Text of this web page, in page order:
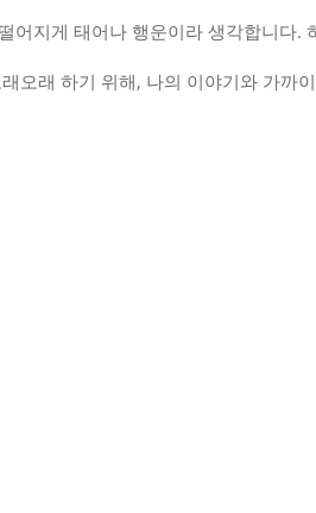
지게 태어나 행운이라 생각합니다.
오래 하기 위해, 나의 이야기와 가까